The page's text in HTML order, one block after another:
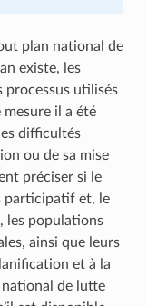
plan national de
existe, les
processus utilisés
mesure il a été
difficultés
ou de sa mise
préciser si le
participatif et, le
les populations
ainsi que leurs
et à la
national de lutte